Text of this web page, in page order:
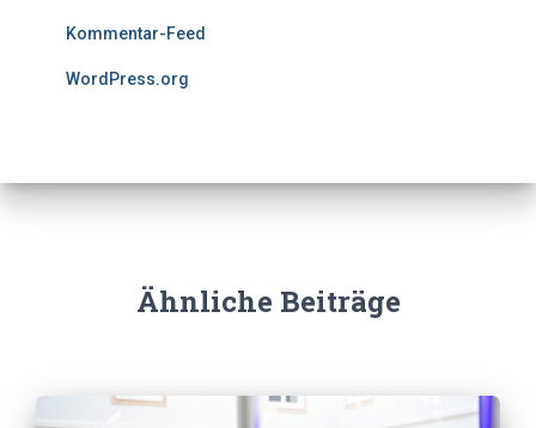
Kommentar-Feed
WordPress.org
Ähnliche Beiträge